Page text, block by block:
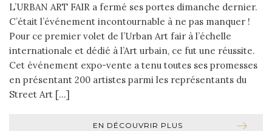
L’URBAN ART FAIR a fermé ses portes dimanche dernier.
C’était l’événement incontournable à ne pas manquer !
Pour ce premier volet de l’Urban Art fair à l’échelle
internationale et dédié à l’Art urbain, ce fut une réussite.
Cet événement expo-vente a tenu toutes ses promesses
en présentant 200 artistes parmi les représentants du
Street Art […]
EN DÉCOUVRIR PLUS